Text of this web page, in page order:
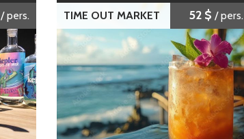
/ pers. TIME OUT MARKET 52 $ / pers.